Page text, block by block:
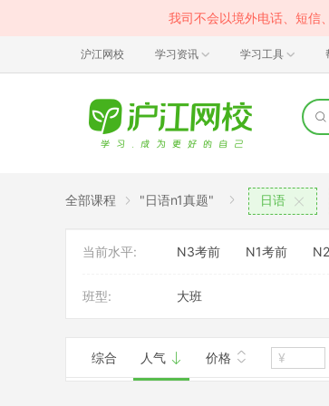
我司不会以境外电话、短信
沪江网校 学习资讯 学习工具
全部课程 "日语n1真题" 日语
当前水平: N3考前 N1考前
班型: 大班
综合 人气 价格